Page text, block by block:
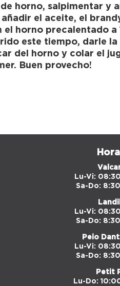
horno, salpimentar y
añadir el aceite, el
el horno precalentado
este tiempo, darle la
del horno y colar el
Buen provecho!
Lu-Vi:
Sa-Do:
Lu-Vi:
Sa-Do:
Peio
Lu-Vi:
Sa-Do:
Petit
Lu-Do: